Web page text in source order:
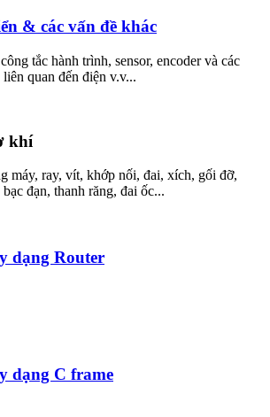
& các vấn đề khác
tắc hành trình, sensor, encoder và các
quan đến điện v.v...
khí
máy, ray, vít, khớp nối, đai, xích, gối đỡ,
đạn, thanh răng, đai ốc...
dạng Router
dạng C frame